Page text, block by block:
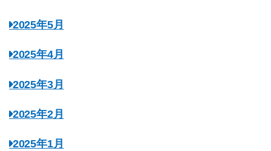
2025年5月
2025年4月
2025年3月
2025年2月
2025年1月